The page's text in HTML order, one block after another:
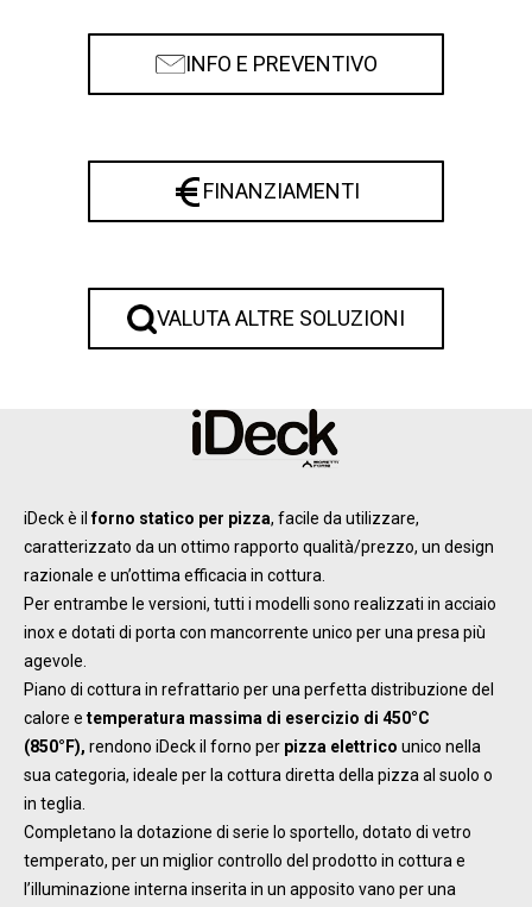
INFO E PREVENTIVO
FINANZIAMENTI
VALUTA ALTRE SOLUZIONI
iDeck è ilforno statico per pizza, facile da utilizzare,
caratterizzato da un ottimo rapporto qualità/prezzo, un design
razionale e un’ottima efficacia in cottura.
Per entrambe le versioni, tutti i modelli sono realizzati in acciaio
inox e dotati di porta con mancorrente unico per una presa più
agevole.
Piano di cottura in refrattario per una perfetta distribuzione del
calore e temperatura massima di esercizio di 450°C
(850°F), rendono iDeck il forno per pizza elettrico unico nella
sua categoria, ideale per la cottura diretta della pizza al suolo o
in teglia.
Completano la dotazione di serie lo sportello, dotato di vetro
temperato, per un miglior controllo del prodotto in cottura e
l’illuminazione interna inserita in un apposito vano per una